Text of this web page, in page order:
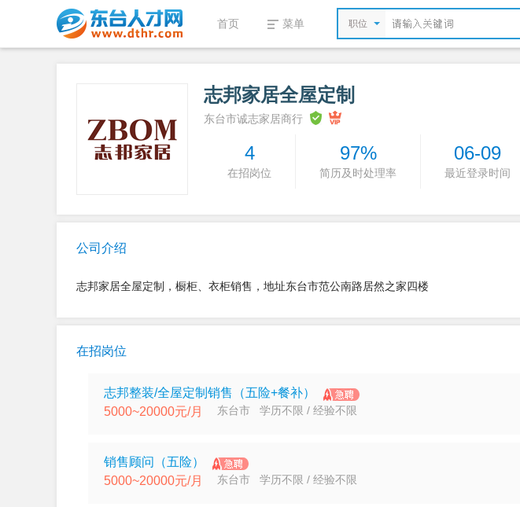
首页 菜单 职位
志邦家居全屋定制
东台市诚志家居商行
4
在招岗位
97%
简历及时处理率
06-09
最近登录时间
公司介绍
志邦家居全屋定制，橱柜、衣柜销售，地址东台市范公南路居然之家四楼
在招岗位
志邦整装/全屋定制销售（五险+餐补）
5000~20000元/月 东台市 学历不限 / 经验不限
销售顾问（五险）
5000~20000元/月 东台市 学历不限 / 经验不限